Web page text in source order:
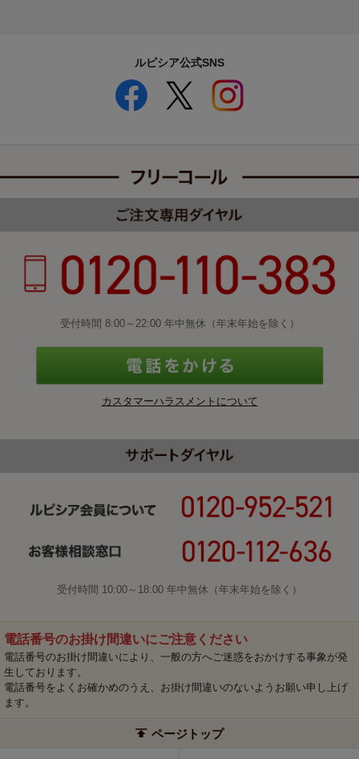
ルピシア公式SNS
受付時間 8:00～22:00 年中無休（年末年始を除く）
カスタマーハラスメントについて
受付時間 10:00～18:00 年中無休（年末年始を除く）
電話番号のお掛け間違いにご注意ください
電話番号のお掛け間違いにより、一般の方へご迷惑をおかけする事象が発
生しております。
電話番号をよくお確かめのうえ、お掛け間違いのないようお願い申し上げ
ます。
ページトップ